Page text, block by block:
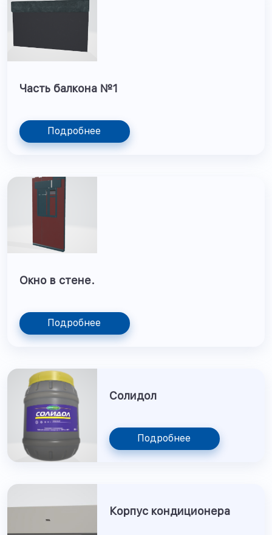
Часть балкона №1
Подробнее
Окно в стене.
Подробнее
Солидол
Подробнее
Корпус кондиционера